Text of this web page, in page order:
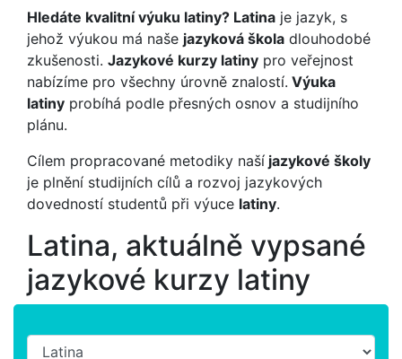
Hledáte kvalitní výuku latiny? Latina je jazyk, s
jehož výukou má naše jazyková škola dlouhodobé
zkušenosti. Jazykové kurzy latiny pro veřejnost
nabízíme pro všechny úrovně znalostí. Výuka
latiny probíhá podle přesných osnov a studijního
plánu.
Cílem propracované metodiky naší jazykové školy
je plnění studijních cílů a rozvoj jazykových
dovedností studentů při výuce latiny.
Latina, aktuálně vypsané
jazykové kurzy latiny